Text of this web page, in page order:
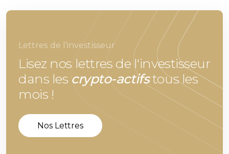
Lettres de l'investisseur
Lisez nos lettres de l'investisseur
dans les crypto-actifstous les
mois !
Nos Lettres